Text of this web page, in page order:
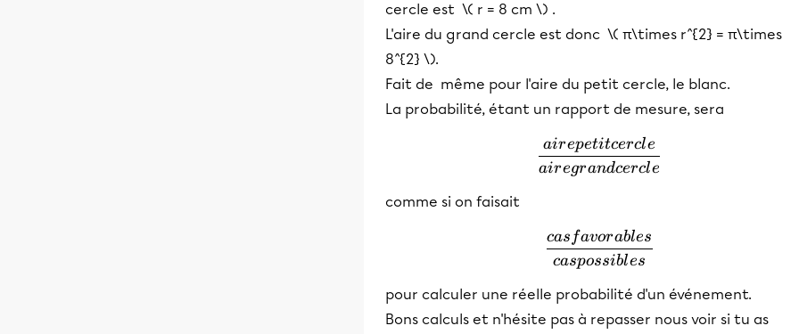
cercle est \( r = 8 cm \) .
L'aire du grand cercle est donc \( π\times r^{2} = π\times
8^{2} \).
Fait de même pour l'aire du petit cercle, le blanc.
La probabilité, étant un rapport de mesure, sera
\frac{aire petit cercle}{aire
airegrandcercle
airepetitcercle
comme si on faisait
\frac{cas favorables}{cas
caspossibles
cas favorables
pour calculer une réelle probabilité d'un événement.
Bons calculs et n'hésite pas à repasser nous voir si tu as